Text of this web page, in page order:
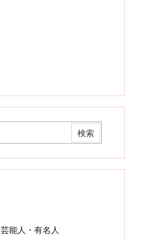
芸能人・有名人